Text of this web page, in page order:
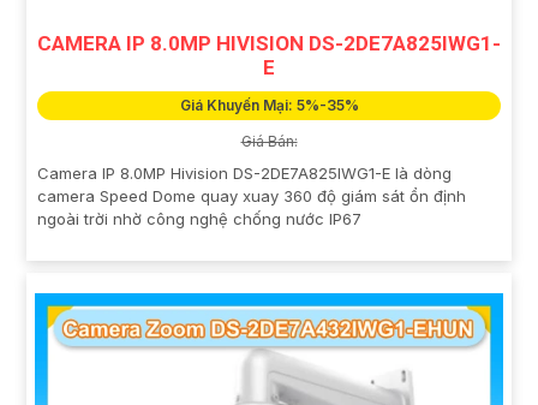
CAMERA IP 8.0MP HIVISION DS-2DE7A825IWG1-
E
Giá Khuyến Mại: 5%-35%
Giá Bán:
Camera IP 8.0MP Hivision DS-2DE7A825IWG1-E là dòng
camera Speed Dome quay xuay 360 độ giám sát ổn định
ngoài trời nhờ công nghệ chống nước IP67